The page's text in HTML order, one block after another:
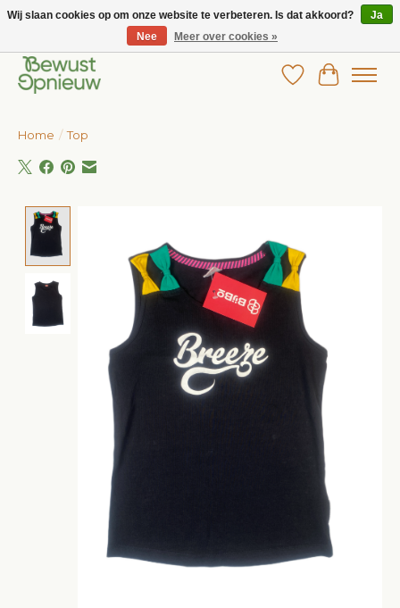
Wij bieden het grootste aanbod in betaalbare kinderkleding!
Verlanglijst
Home / Top
Wij slaan cookies op om onze website te verbeteren. Is dat akkoord?
Ja
Nee
Meer over cookies »